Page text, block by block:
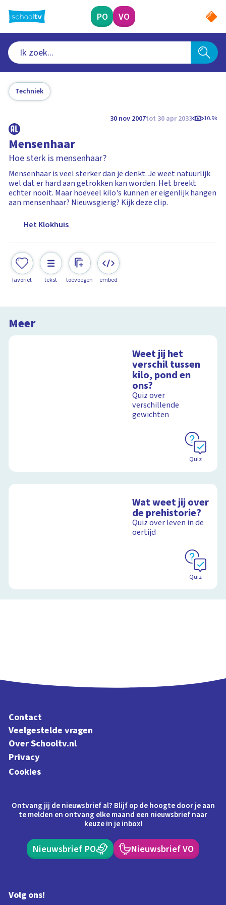
naar
hoofdinhoud
PO VO
Techniek
30 nov 2007tot 30 apr 2033 10.9k
Mensenhaar
Hoe sterk is mensenhaar?
Mensenhaar is veel sterker dan je denkt. Je weet natuurlijk
wel dat er hard aan getrokken kan worden. Het breekt
echter nooit. Maar hoeveel kilo's kunnen er eigenlijk hangen
aan mensenhaar? Nieuwsgierig? Kijk deze clip.
Het Klokhuis
favoriet tekst toevoegen embed
Meer
Weet jij het
verschil tussen
kilo, pond en
ons?
Quiz over
verschillende
gewichten
Quiz
Wat weet jij over
de prehistorie?
Quiz over leven in de
oertijd
Quiz
Contact
Veelgestelde vragen
Over Schooltv.nl
Privacy
Cookies
Ontvang jij de nieuwsbrief al? Blijf op de hoogte door je aan
te melden en ontvang elke maand een nieuwsbrief naar
keuze in je inbox!
Nieuwsbrief PO Nieuwsbrief VO
Volg ons!